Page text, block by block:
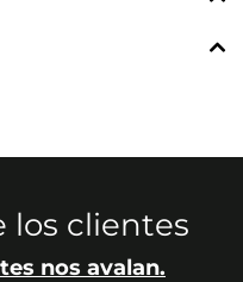
los clientes
nos avalan.